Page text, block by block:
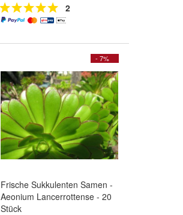
2
- 7%
Frische Sukkulenten Samen -
Aeonium Lancerrottense - 20
Stück